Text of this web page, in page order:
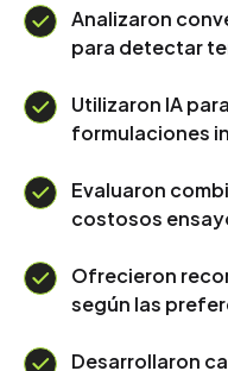
Analizaron
para detectar
Utilizaron IA
formulaciones
Evaluaron
costosos
Ofrecieron
según las
Desarrollaron